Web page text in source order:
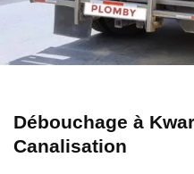
Débouchage à
Canalisation